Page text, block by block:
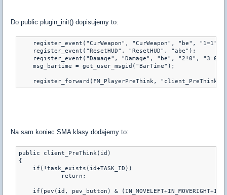
Do public plugin_init() dopisujemy to:
    register_event("CurWeapon", "CurWeapon", "be", "1=1");
    register_event("ResetHUD", "ResetHUD", "abe");
register_event("Damage", "Damage", "be", "2!0", "3=0",
    msg_bartime = get_user_msgid("BarTime");
Na sam koniec SMA klasy dodajemy to:
public client_PreThink(id)
{
    if(!task_exists(id+TASK_ID))
if(pev(id, pev_button) &